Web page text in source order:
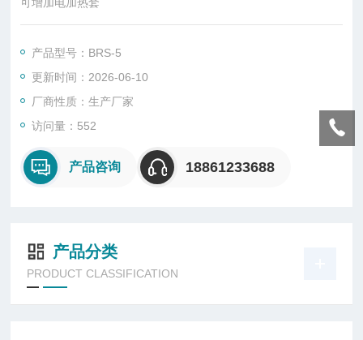
产品型号：BRS-5
更新时间：2026-06-10
厂商性质：生产厂家
访问量：552
产品咨询 18861233688
产品分类
PRODUCT CLASSIFICATION